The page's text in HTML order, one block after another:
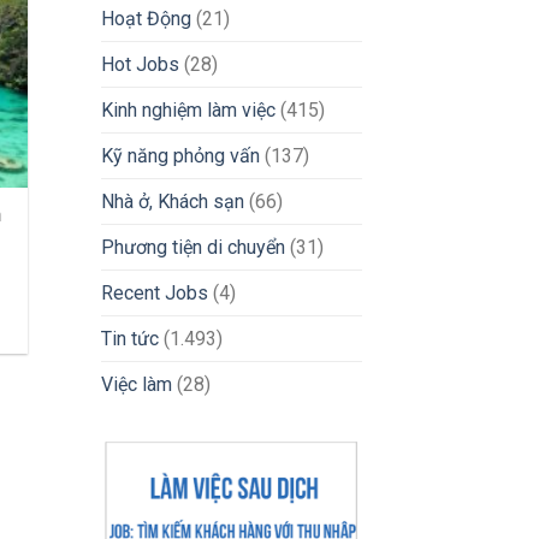
Hoạt Động(21)
Hot Jobs (28)
Kinh nghiệm làm việc(415)
Kỹ năng phỏng vấn(137)
Nhà ở, Khách sạn(66)
Phương tiện di chuyển(31)
Recent Jobs (4)
Tin tức(1.493)
Việc làm(28)